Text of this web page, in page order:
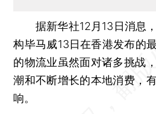
据新华社12月13日消息，
构毕马威13日在香港发布的
的物流业虽然面对诸多挑战
潮和不断增长的本地消费，
响。